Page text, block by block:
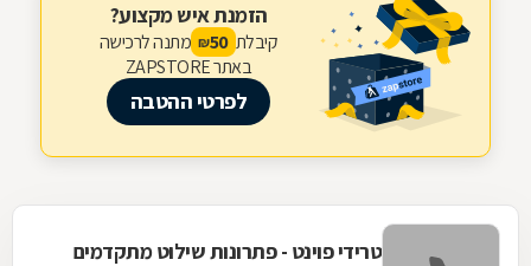
הזמנת איש מקצוע?
קיבלת 50
₪ מתנה לרכישה
באתר ZAPSTORE
לפרטי ההטבה
טרידי פוינט - פתרונות שילוט מתקדמים